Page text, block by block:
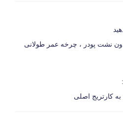
نشت پودر ، چرخه عمر طولانی
کارتریج اصلی